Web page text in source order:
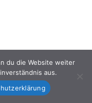
du die Website weiter
aus.